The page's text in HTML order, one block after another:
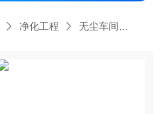
净化工程 无尘车间